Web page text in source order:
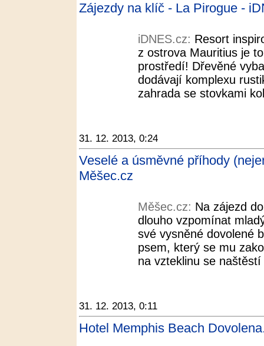
Zájezdy na klíč - La Pirogue -
iDNES.cz: Resort
z ostrova Mauritius je
prostředí! Dřevěné
dodávají komplexu
zahrada se stovkami
31. 12. 2013, 0:24
Veselé a úsměvné příhody
Měšec.cz
Měšec.cz: Na zájezd
dlouho vzpomínat
své vysněné dovolené
psem, který se mu
na vzteklinu se
31. 12. 2013, 0:11
Hotel Memphis Beach